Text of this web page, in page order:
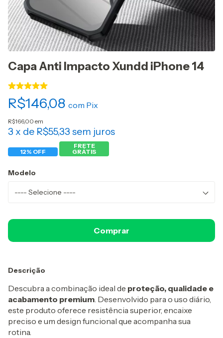
Capa Anti Impacto Xundd iPhone 14
R$146,08 com Pix
R$166,00 em
3 x de R$55,33 sem juros
12% OFF
FRETE
GRÁTIS
Modelo
Descrição
Descubra a combinação ideal de proteção, qualidade e
acabamento premium. Desenvolvido para o uso diário,
este produto oferece resistência superior, encaixe
preciso e um design funcional que acompanha sua
rotina.